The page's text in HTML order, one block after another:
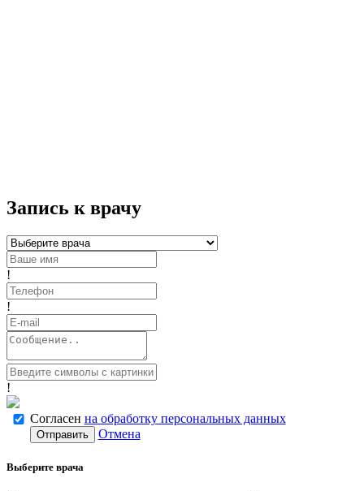
Запись к врачу
!
!
!
Согласен на обработку персональных данных
Отправить Отмена
Выберите врача